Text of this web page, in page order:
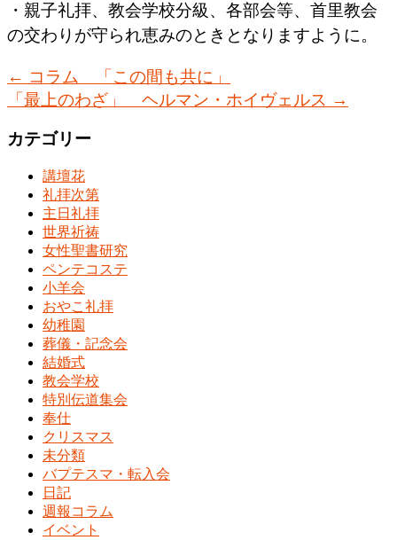
・親子礼拝、教会学校分級、各部会等、首里教会
の交わりが守られ恵みのときとなりますように。
← コラム 「この間も共に」
「最上のわざ」 ヘルマン・ホイヴェルス →
カテゴリー
講壇花
礼拝次第
主日礼拝
世界祈祷
女性聖書研究
ペンテコステ
小羊会
おやこ礼拝
幼稚園
葬儀・記念会
結婚式
教会学校
特別伝道集会
奉仕
クリスマス
未分類
バプテスマ・転入会
日記
週報コラム
イベント